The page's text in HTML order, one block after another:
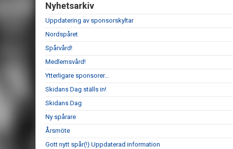
Nyhetsarkiv
Uppdatering av sponsorskyltar
Nordspåret
Spårvård!
Medlemsvård!
Ytterligare sponsorer...
Skidans Dag ställs in!
Skidans Dag
Ny spårare
Årsmöte
Gott nytt spår(!) Uppdaterad information